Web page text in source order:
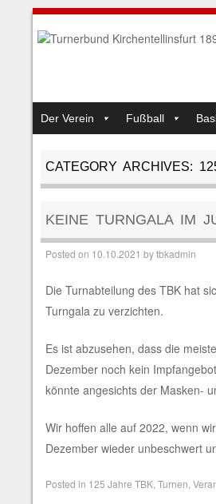
MENU
SKIP TO CONTENT
Der Verein Fußball
CATEGORY ARCHIVES:
KEINE TURNGALA IM
Posted on 10.10.2021 bytbkadmin
Die Turnabteilung des TBK hat
Turngala zu verzichten.
Es ist abzusehen, dass die
Dezember noch kein
könnte angesichts der Masken-
Wir hoffen alle auf 2022, wenn
Dezember wieder unbeschwert
Posted in 125 Jahre TBK, Turnen